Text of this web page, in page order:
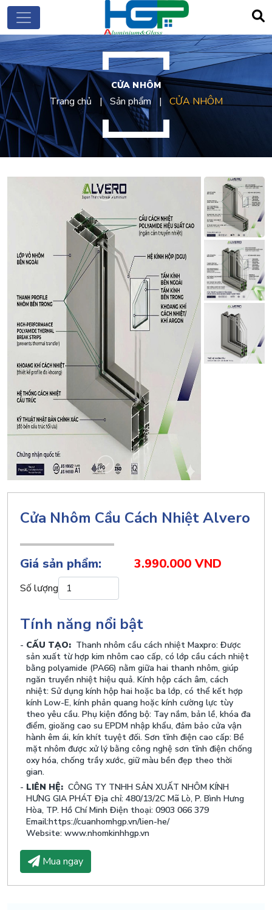
CỬA NHÔM
Trang chủ Sản phẩm CỬA NHÔM
Cửa Nhôm Cầu Cách Nhiệt Alvero
Giá sản phẩm: 3.990.000 VND
Số lượng
Tính năng nổi bật
CẤU TẠO: Thanh nhôm cầu cách nhiệt Maxpro: Được
sản xuất từ hợp kim nhôm cao cấp, có lớp cầu cách nhiệt
bằng polyamide (PA66) nằm giữa hai thanh nhôm, giúp
ngăn truyền nhiệt hiệu quả. Kính hộp cách âm, cách
nhiệt: Sử dụng kính hộp hai hoặc ba lớp, có thể kết hợp
kính Low-E, kính phản quang hoặc kính cường lực tùy
theo yêu cầu. Phụ kiện đồng bộ: Tay nắm, bản lề, khóa đa
điểm, gioăng cao su EPDM nhập khẩu, đảm bảo cửa vận
hành êm ái, kín khít tuyệt đối. Sơn tĩnh điện cao cấp: Bề
mặt nhôm được xử lý bằng công nghệ sơn tĩnh điện chống
oxy hóa, chống trầy xước, giữ màu bền đẹp theo thời
gian.
LIÊN HỆ: CÔNG TY TNHH SẢN XUẤT NHÔM KÍNH
HƯNG GIA PHÁT Địa chỉ: 480/13/2C Mã Lò, P. Bình Hưng
Hòa, TP. Hồ Chí Minh Điện thoại: 0903 066 379
Email:https://cuanhomhgp.vn/lien-he/
Website: www.nhomkinhhgp.vn
Mua ngay